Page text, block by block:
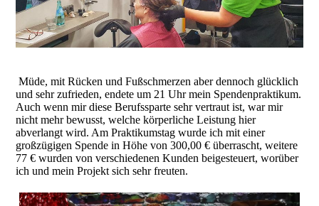
Müde, mit Rücken und Fußschmerzen aber dennoch glücklich
und sehr zufrieden, endete um 21 Uhr mein Spendenpraktikum.
Auch wenn mir diese Berufssparte sehr vertraut ist, war mir
nicht mehr bewusst, welche körperliche Leistung hier
abverlangt wird. Am Praktikumstag wurde ich mit einer
großzügigen Spende in Höhe von 300,00 € überrascht, weitere
77 € wurden von verschiedenen Kunden beigesteuert, worüber
ich und mein Projekt sich sehr freuten.